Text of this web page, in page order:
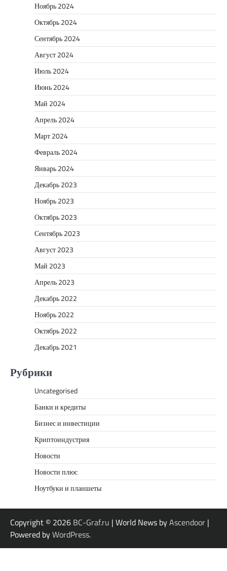
Ноябрь 2024
Октябрь 2024
Сентябрь 2024
Август 2024
Июль 2024
Июнь 2024
Май 2024
Апрель 2024
Март 2024
Февраль 2024
Январь 2024
Декабрь 2023
Ноябрь 2023
Октябрь 2023
Сентябрь 2023
Август 2023
Май 2023
Апрель 2023
Декабрь 2022
Ноябрь 2022
Октябрь 2022
Декабрь 2021
Рубрики
Uncategorised
Банки и кредиты
Бизнес и инвестиции
Криптоиндустрия
Новости
Новости плюс
Ноутбуки и планшеты
Copyright © 2026 BC-Graf.ru | World News byAscendoor |
Powered byWordPress.